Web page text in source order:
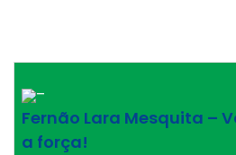
–
Fernão Lara Mesquita –
a força!